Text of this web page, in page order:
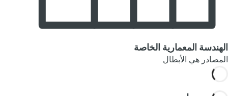
الهندسة المعمارية الخاصة
المصادر هي الأبطال